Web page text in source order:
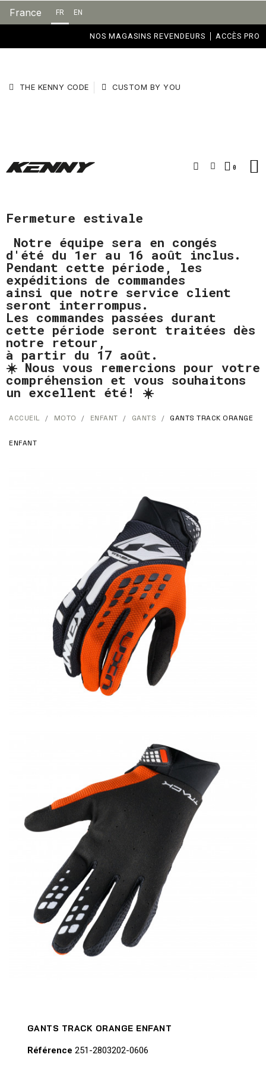
France FR EN
NOS MAGASINS REVENDEURS ACCÈS PRO
THE KENNY CODE CUSTOM BY YOU
Fermeture estivale
Notre équipe sera en congés
d'été du 1er au 16 août inclus.
Pendant cette période, les
expéditions de commandes
ainsi que notre service client
seront interrompus.
Les commandes passées durant
cette période seront traitées dès
notre retour,
à partir du 17 août.
☀️ Nous vous remercions pour votre
compréhension et vous souhaitons
un excellent été! ☀️
ACCUEIL MOTO ENFANT GANTS GANTS TRACK ORANGE
ENFANT
GANTS TRACK ORANGE ENFANT
Référence 251-2803202-0606